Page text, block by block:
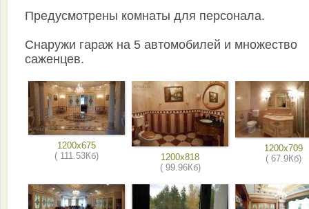
Предусмотрены комнаты для персонала.
Снаружи гараж на 5 автомобилей и множество
саженцев.
1200x675
( 111.53Кб)
1200x818
( 99.96Кб)
1200x709
( 67.9Кб)